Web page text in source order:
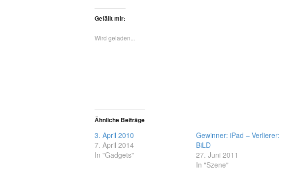
Gefällt mir:
Wird geladen...
Ähnliche Beiträge
3. April 2010
7. April 2014
In "Gadgets"
Gewinner: iPad – Verlierer:
BiLD
27. Juni 2011
In "Szene"